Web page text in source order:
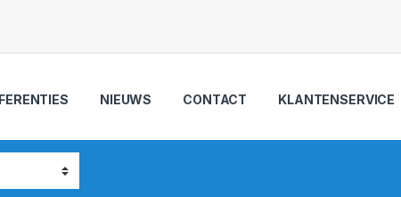
NIEUWS CONTACT KLANTENSERVICE